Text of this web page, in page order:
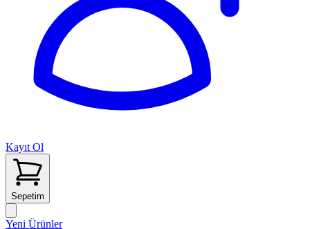
Kayıt Ol
Sepetim
Yeni Ürünler